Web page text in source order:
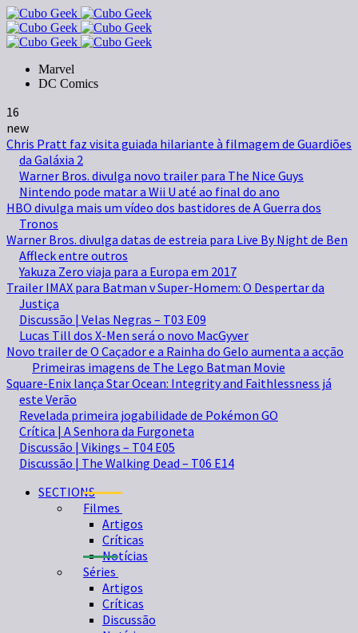
Marvel
DC Comics
16
new
Chris Pratt faz visita guiada hilariante à filmagem de Guardiões
da Galáxia 2
Warner Bros. divulga novo trailer para The Nice Guys
Nintendo pode matar a Wii U até ao final do ano
HBO divulga mais um vídeo dos bastidores de A Guerra dos
Tronos
Warner Bros. divulga datas de estreia para Live By Night de Ben
Affleck entre outros
Yakuza Zero viaja para a Europa em 2017
Trailer IMAX para Batman v Super-Homem: O Despertar da
Justiça
Discussão | Velas Negras – T03 E09
Lucas Till dos X-Men será o novo MacGyver
Novo trailer de O Caçador e a Rainha do Gelo aumenta a acção
Primeiras imagens de The Lego Batman Movie
Square-Enix lança Star Ocean: Integrity and Faithlessness já
este Verão
Revelada primeira jogabilidade de Pokémon GO
Crítica | A Senhora da Furgoneta
Discussão | Vikings – T04 E05
Discussão | The Walking Dead – T06 E14
SECTIONS
Filmes
Artigos
Críticas
Notícias
Séries
Artigos
Críticas
Discussão